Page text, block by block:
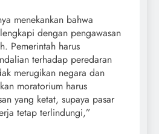
menekankan bahwa
dengan pengawasan
Pemerintah harus
terhadap peredaran
merugikan negara dan
moratorium harus
yang ketat, supaya pasar
tetap terlindungi,”